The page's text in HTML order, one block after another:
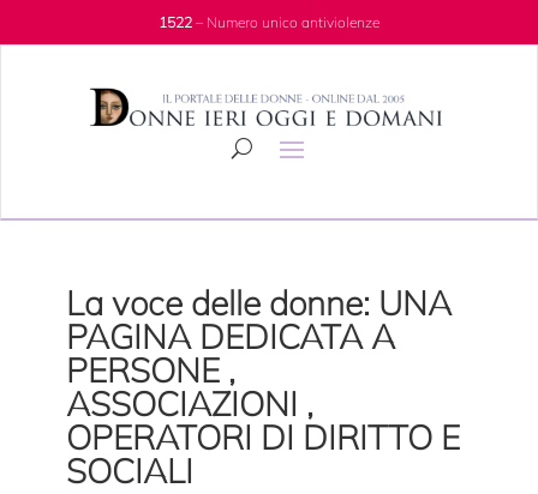
1522– Numero unico antiviolenze
La voce delle donne: UNA
PAGINA DEDICATA A
PERSONE ,
ASSOCIAZIONI ,
OPERATORI DI DIRITTO E
SOCIALI